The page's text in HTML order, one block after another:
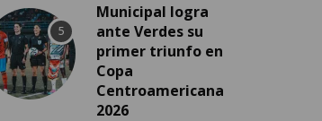
Municipal logra
ante Verdes su
primer triunfo en
Copa
Centroamericana
2026